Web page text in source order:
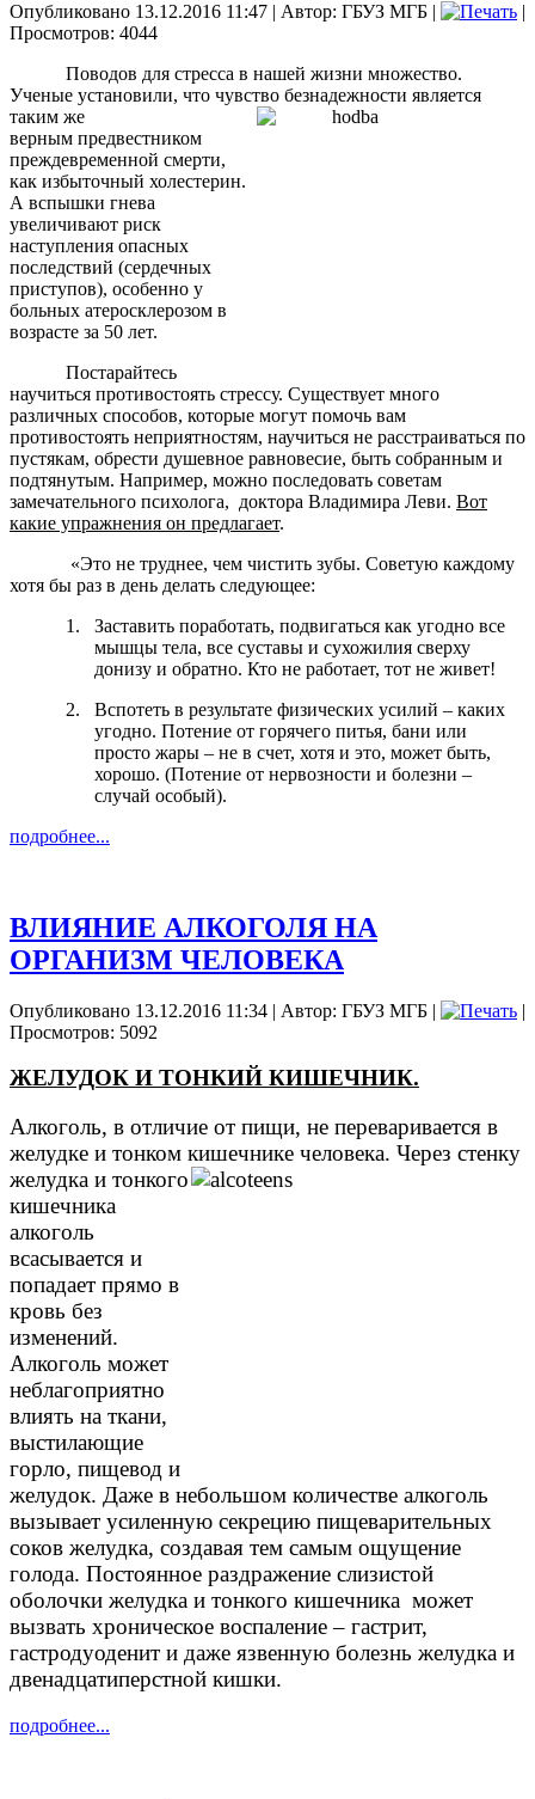
Опубликовано 13.12.2016 11:47 | Автор: ГБУЗ МГБ |
|
Просмотров: 4044
Поводов для стресса в нашей жизни множество.
Ученые установили, что чувство безнадежности является
таким же
верным предвестником
преждевременной смерти,
как избыточный холестерин.
А вспышки гнева
увеличивают риск
наступления опасных
последствий (сердечных
приступов), особенно у
больных атеросклерозом в
возрасте за 50 лет.
Постарайтесь
научиться противостоять стрессу. Существует много
различных способов, которые могут помочь вам
противостоять неприятностям, научиться не расстраиваться по
пустякам, обрести душевное равновесие, быть собранным и
подтянутым. Например, можно последовать советам
замечательного психолога, доктора Владимира Леви. Вот
какие упражнения он предлагает.
«Это не труднее, чем чистить зубы. Советую каждому
хотя бы раз в день делать следующее:
1.
Заставить поработать, подвигаться как угодно все
мышцы тела, все суставы и сухожилия сверху
донизу и обратно. Кто не работает, тот не живет!
2.
Вспотеть в результате физических усилий – каких
угодно. Потение от горячего питья, бани или
просто жары – не в счет, хотя и это, может быть,
хорошо. (Потение от нервозности и болезни –
случай особый).
подробнее...
ВЛИЯНИЕ АЛКОГОЛЯ НА
ОРГАНИЗМ ЧЕЛОВЕКА
Опубликовано 13.12.2016 11:34 | Автор: ГБУЗ МГБ |
|
Просмотров: 5092
ЖЕЛУДОК И ТОНКИЙ КИШЕЧНИК.
Алкоголь, в отличие от пищи, не переваривается в
желудке и тонком кишечнике человека. Через стенку
желудка и тонкого
кишечника
алкоголь
всасывается и
попадает прямо в
кровь без
изменений.
Алкоголь может
неблагоприятно
влиять на ткани,
выстилающие
горло, пищевод и
желудок. Даже в небольшом количестве алкоголь
вызывает усиленную секрецию пищеварительных
соков желудка, создавая тем самым ощущение
голода. Постоянное раздражение слизистой
оболочки желудка и тонкого кишечника может
вызвать хроническое воспаление – гастрит,
гастродуоденит и даже язвенную болезнь желудка и
двенадцатиперстной кишки.
подробнее...